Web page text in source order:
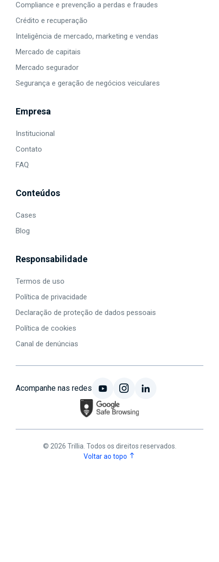
Compliance e prevenção a perdas e fraudes
Crédito e recuperação
Inteligência de mercado, marketing e vendas
Mercado de capitais
Mercado segurador
Segurança e geração de negócios veiculares
Empresa
Institucional
Contato
FAQ
Conteúdos
Cases
Blog
Responsabilidade
Termos de uso
Política de privacidade
Declaração de proteção de dados pessoais
Política de cookies
Canal de denúncias
Acompanhe nas redes
© 2026 Trillia. Todos os direitos reservados.
Voltar ao topo north